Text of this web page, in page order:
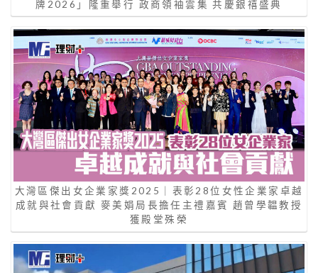
牌2026」隆重舉行 政商領袖雲集 共慶銀禧盛典
大灣區傑出女企業家獎2025｜表彰28位女性企業家卓越
成就與社會貢獻 麥美娟局長擔任主禮嘉賓 趙曾學韞教授
獲殿堂殊榮